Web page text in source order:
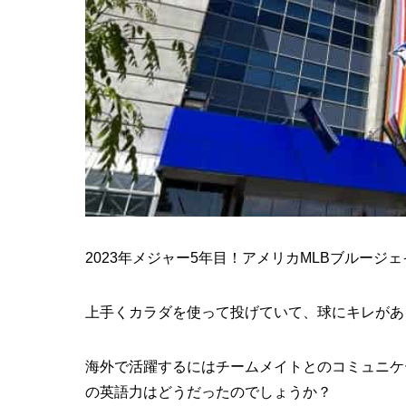
2023年メジャー5年目！アメリカMLBブルージ
上手くカラダを使って投げていて、球にキレ
海外で活躍するにはチームメイトとのコミュニ
の英語力はどうだったのでしょうか？